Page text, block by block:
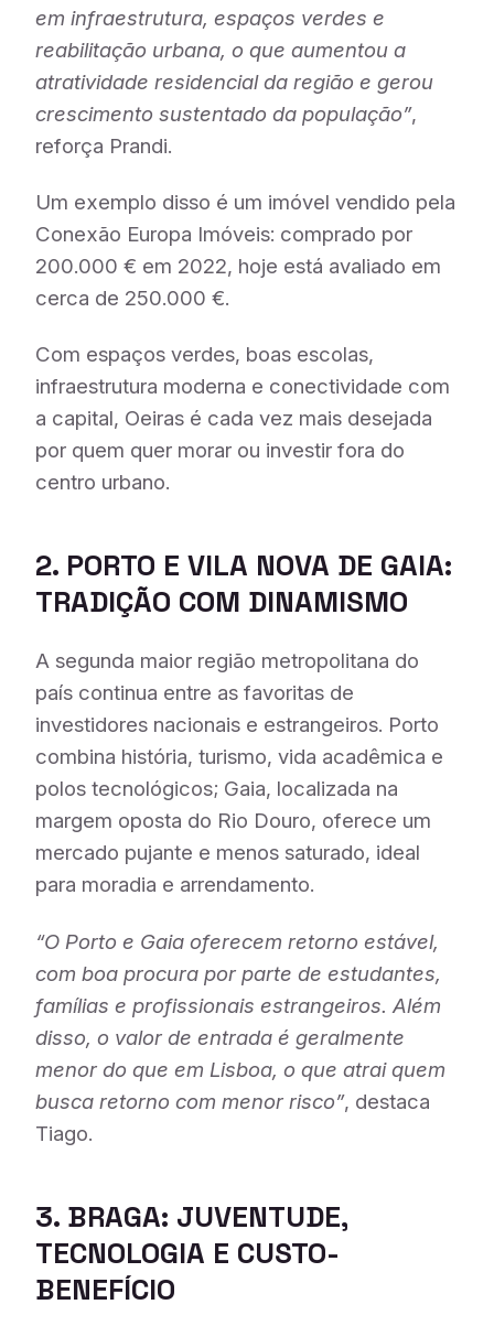
em infraestrutura, espaços verdes e
reabilitação urbana, o que aumentou a
atratividade residencial da região e gerou
crescimento sustentado da população”,
reforça Prandi.
Um exemplo disso é um imóvel vendido pela
Conexão Europa Imóveis: comprado por
200.000 € em 2022, hoje está avaliado em
cerca de 250.000 €.
Com espaços verdes, boas escolas,
infraestrutura moderna e conectividade com
a capital, Oeiras é cada vez mais desejada
por quem quer morar ou investir fora do
centro urbano.
2. PORTO E VILA NOVA DE GAIA:
TRADIÇÃO COM DINAMISMO
A segunda maior região metropolitana do
país continua entre as favoritas de
investidores nacionais e estrangeiros. Porto
combina história, turismo, vida acadêmica e
polos tecnológicos; Gaia, localizada na
margem oposta do Rio Douro, oferece um
mercado pujante e menos saturado, ideal
para moradia e arrendamento.
“O Porto e Gaia oferecem retorno estável,
com boa procura por parte de estudantes,
famílias e profissionais estrangeiros. Além
disso, o valor de entrada é geralmente
menor do que em Lisboa, o que atrai quem
busca retorno com menor risco”, destaca
Tiago.
3. BRAGA: JUVENTUDE,
TECNOLOGIA E CUSTO-
BENEFÍCIO